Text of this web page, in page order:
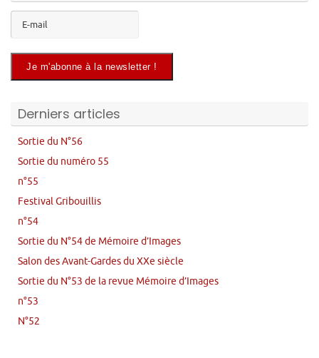
Derniers articles
Sortie du N°56
Sortie du numéro 55
n°55
Festival Gribouillis
n°54
Sortie du N°54 de Mémoire d’Images
Salon des Avant-Gardes du XXe siècle
Sortie du N°53 de la revue Mémoire d’Images
n°53
N°52